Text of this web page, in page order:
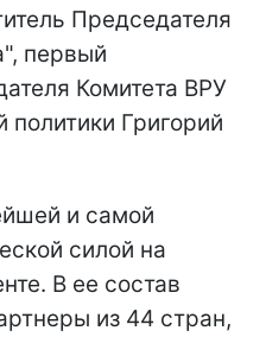
Председателя
первый
Комитета ВРУ
Григорий
и самой
силой на
В ее состав
из 44 стран,